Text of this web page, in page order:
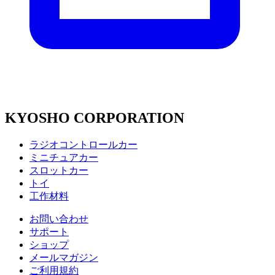
KYOSHO CORPORATION
ラジオコントロールカー
ミニチュアカー
スロットカー
トイ
工作材料
お問い合わせ
サポート
ショップ
メールマガジン
ご利用規約